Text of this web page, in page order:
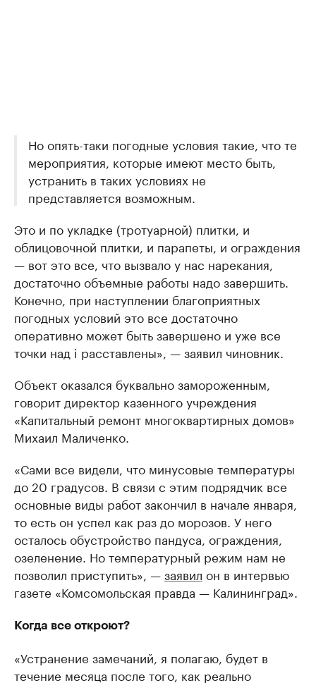
Но опять-таки погодные условия такие, что те
мероприятия, которые имеют место быть,
устранить в таких условиях не
представляется возможным.
Это и по укладке (тротуарной) плитки, и
облицовочной плитки, и парапеты, и ограждения
— вот это все, что вызвало у нас нарекания,
достаточно объемные работы надо завершить.
Конечно, при наступлении благоприятных
погодных условий это все достаточно
оперативно может быть завершено и уже все
точки над i расставлены», — заявил чиновник.
Объект оказался буквально замороженным,
говорит директор казенного учреждения
«Капитальный ремонт многоквартирных домов»
Михаил Маличенко.
«Сами все видели, что минусовые температуры
до 20 градусов. В связи с этим подрядчик все
основные виды работ закончил в начале января,
то есть он успел как раз до морозов. У него
осталось обустройство пандуса, ограждения,
озеленение. Но температурный режим нам не
позволил приступить», —заявил он в интервью
газете «Комсомольская правда — Калининград».
Когда все откроют?
«Устранение замечаний, я полагаю, будет в
течение месяца после того, как реально